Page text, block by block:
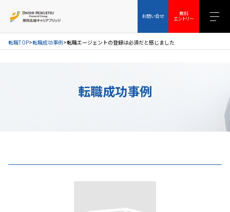
お問い合せ 無料
エントリー
お問い合せ 無料エントリー
転職TOP 転職成功事例 転職エージェントの登録は必須だと感じました
転職成功事例